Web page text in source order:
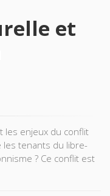
et
les enjeux du conflit
tenants du libre-
? Ce conflit est